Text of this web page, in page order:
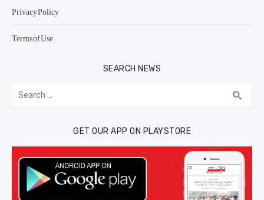
Privacy Policy
Terms of Use
SEARCH NEWS
Search
for: search
GET OUR APP ON PLAYSTORE